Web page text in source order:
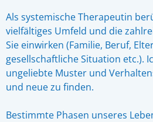
Als systemische Therapeutin
vielfältiges Umfeld und die
Sie einwirken (Familie, Beruf,
gesellschaftliche Situation etc.).
ungeliebte Muster und
und neue zu finden.
Bestimmte Phasen unseres